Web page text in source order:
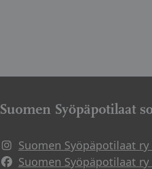
Suomen Syöpäpotilaat
Suomen Syöpäpotilaat
Suomen Syöpäpotilaat ry